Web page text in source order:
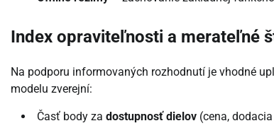
Index opraviteľnosti a merateľné
Na podporu informovaných rozhodnutí je vhodné
modelu zverejní:
Časť body za dostupnosť dielov (cena,